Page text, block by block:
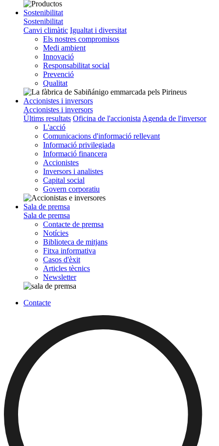
Sostenibilitat
Sostenibilitat
Canvi climàtic Igualtat i diversitat
Els nostres compromisos
Medi ambient
Innovació
Responsabilitat social
Prevenció
Qualitat
Accionistes i inversors
Accionistes i inversors
Últims resultats Oficina de l'accionista Agenda de l'inversor
L'acció
Comunicacions d'informació rellevant
Informació privilegiada
Informació financera
Accionistes
Inversors i analistes
Capital social
Govern corporatiu
Sala de premsa
Sala de premsa
Contacte de premsa
Notícies
Biblioteca de mitjans
Fitxa informativa
Casos d'èxit
Articles tècnics
Newsletter
Contacte